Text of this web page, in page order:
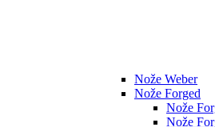
Nože Weber
Nože Forged
Nože
Nože